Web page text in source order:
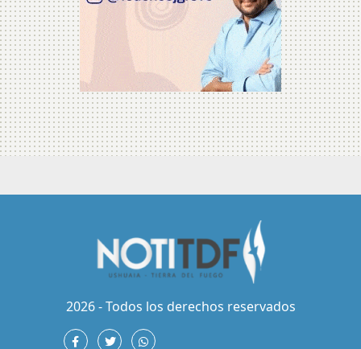
2026 - Todos los derechos reservados